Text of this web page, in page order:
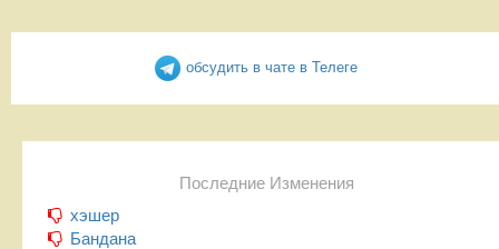
обсудить в чате в Телеге
Последние Изменения
хэшер
Бандана